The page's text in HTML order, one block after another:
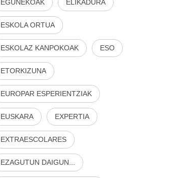
EGUNEKOAK ELIKADURA
ESKOLA ORTUA
ESKOLAZ KANPOKOAK ESO
ETORKIZUNA
EUROPAR ESPERIENTZIAK
EUSKARA EXPERTIA
EXTRAESCOLARES
EZAGUTUN DAIGUN...